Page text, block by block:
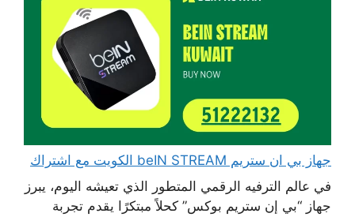
جهاز بي ان ستريم beIN STREAM الكويت مع اشتراك
في عالم الترفيه الرقمي المتطور الذي تعيشه اليوم، يبرز
جهاز “بي إن ستريم بوكس” كحلاً مبتكرًا يقدم تجربة